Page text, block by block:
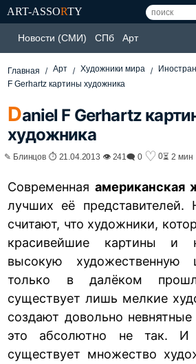
ART-ASSORTY
Новости (СМИ) СПб Арт
Главная Арт Художники мира
F Gerhartz картины художника
Daniel F Gerhartz
художника
✎ Блинцов ⏱ 21.04.2013 👁 241🗨 0 ♡ 0⏳ 2 мин
Современная американская
лучших её представителей.
считают, что художники,
красивейшие картины и
высокую художественную
только в далёком
существует лишь мелкие
создают довольно
это абсолютно не так.
существует множество